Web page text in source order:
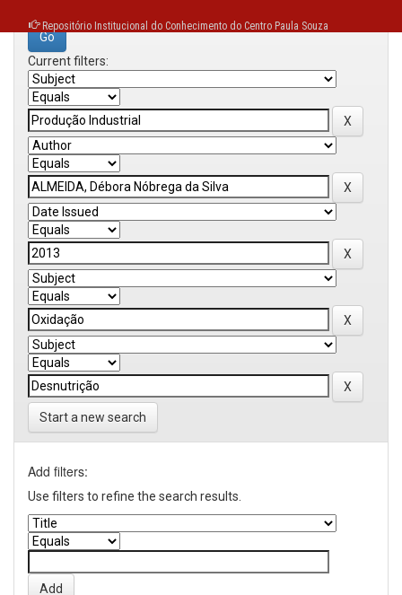
Repositório Institucional do Conhecimento do Centro Paula Souza
Current filters:
Start a new search
Add filters:
Use filters to refine the search results.